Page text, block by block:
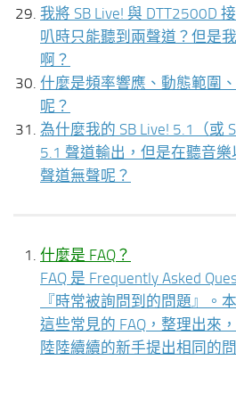
我將 SB Live! 與 DTT2500D
叭時只能聽到兩聲道？但是
啊？
什麼是頻率響應、動態範圍
呢？
為什麼我的 SB Live! 5.1（或
5.1 聲道輸出，但是在聽音樂
聲道無聲呢？
什麼是 FAQ？
FAQ 是 Frequently Asked
『時常被詢問到的問題』。
這些常見的 FAQ，整理出來
陸陸續續的新手提出相同的